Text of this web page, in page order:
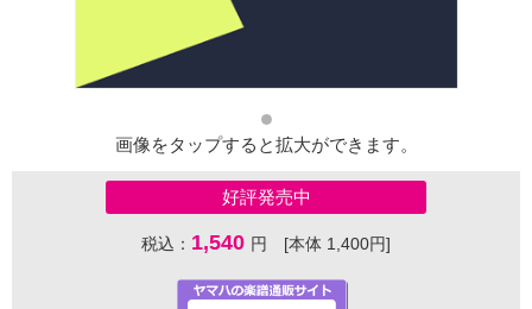
画像をタップすると拡大ができます。
好評発売中
税込： 1,540 円 [本体 1,400円]